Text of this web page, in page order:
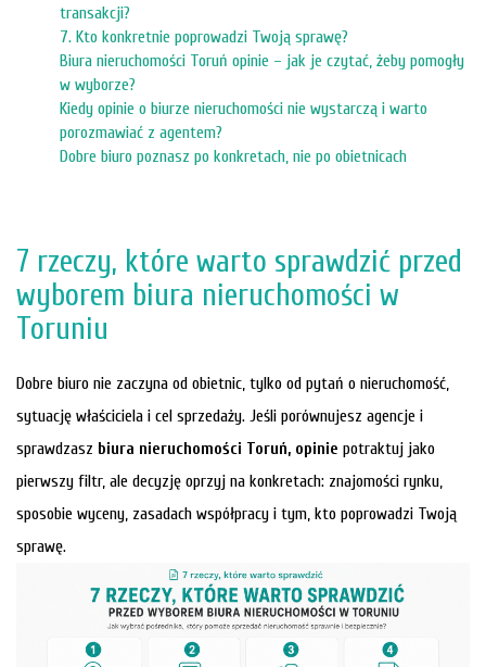
transakcji?
7. Kto konkretnie poprowadzi Twoją sprawę?
Biura nieruchomości Toruń opinie – jak je czytać, żeby pomogły
w wyborze?
Kiedy opinie o biurze nieruchomości nie wystarczą i warto
porozmawiać z agentem?
Dobre biuro poznasz po konkretach, nie po obietnicach
7 rzeczy, które warto sprawdzić przed
wyborem biura nieruchomości w
Toruniu
Dobre biuro nie zaczyna od obietnic, tylko od pytań o nieruchomość,
sytuację właściciela i cel sprzedaży. Jeśli porównujesz agencje i
sprawdzasz biura nieruchomości Toruń, opinie potraktuj jako
pierwszy filtr, ale decyzję oprzyj na konkretach: znajomości rynku,
sposobie wyceny, zasadach współpracy i tym, kto poprowadzi Twoją
sprawę.